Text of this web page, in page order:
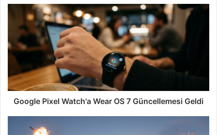
Google Pixel Watch'a Wear OS 7 Güncellemesi Geldi